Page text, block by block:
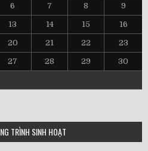
6 7 8 9
13 14 15 16
20 21 22 23
27 28 29 30
TRÌNH SINH HOẠT